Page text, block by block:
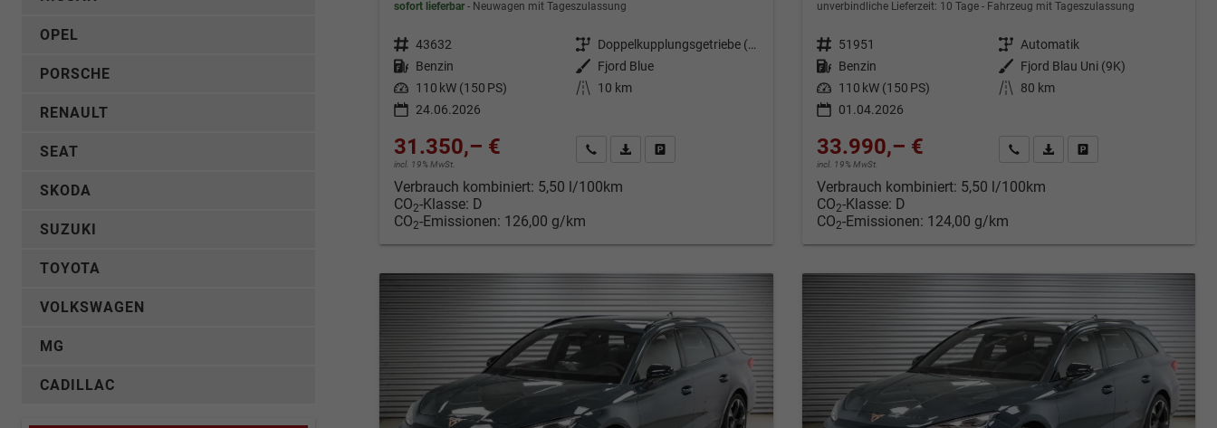
sofort lieferbar
Neuwagen mit Tageszulassung
Fahrzeugnr. 43632 Getriebe
Doppelkupplungsgetriebe (DSG)
Kraftstoff Benzin Außenfarbe Fjord Blue
Leistung 110 kW (150 PS) Kilometerstand
10 km
24.06.2026
31.350,– €
incl. 19% MwSt.
Kontakt & Angebot anfordern
PDF-Datei, Fahrzeugexposé drucken
Fahrzeug merken/Expose drucken
Verbrauch kombiniert: 5,50 l/100km
CO2-Klasse: D
CO2-Emissionen: 126,00 g/km
unverbindliche Lieferzeit: 10 Tage Fahrzeug mit Tageszulassung
Fahrzeugnr. 51951 Getriebe Automatik
Kraftstoff Benzin Außenfarbe Fjord Blau Uni (9K)
Leistung 110 kW (150 PS) Kilometerstand
80 km
01.04.2026
33.990,– €
incl. 19% MwSt.
Kontakt & Angebot anfordern
PDF-Datei, Fahrzeugexposé
Fahrzeug merken/Expose
Verbrauch kombiniert: 5,50 l/100km
CO2-Klasse: D
CO2-Emissionen: 124,00 g/km
OPEL
PORSCHE
RENAULT
SEAT
SKODA
SUZUKI
TOYOTA
VOLKSWAGEN
MG
CADILLAC